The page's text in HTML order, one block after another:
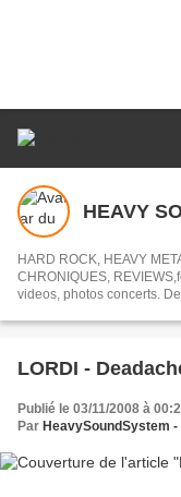
HEAVY
HARD ROCK, HEAVY
CHRONIQUES,
videos, photos concerts.
LORDI -
Publié le 03/11/2008 à
Par HeavySoundSystem